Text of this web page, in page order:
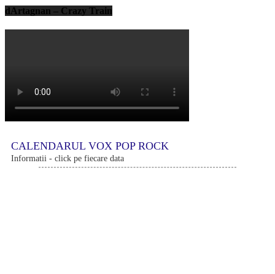
dArtagnan – Crazy Train
CALENDARUL VOX POP ROCK
Informatii - click pe fiecare data